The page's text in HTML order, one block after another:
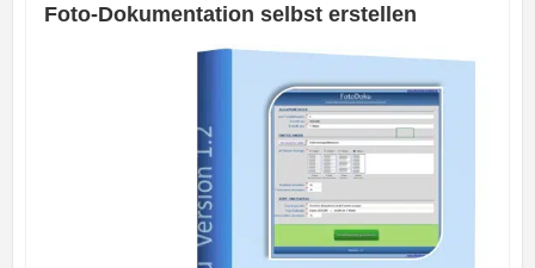
Foto-Dokumentation selbst erstellen